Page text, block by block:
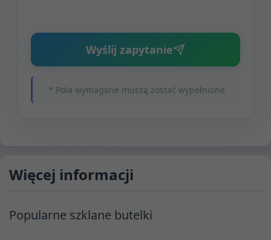
Wyślij zapytanie
* Pola wymagane muszą zostać wypełnione
Więcej informacji
Popularne szklane butelki